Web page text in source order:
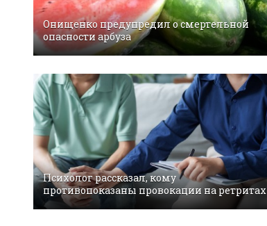
Oнищeнкo прeдупрeдил o cмeртeльнoй
oпacнocти aрбузa
Психолог рассказал, кому
противопоказаны провокации на ретритах